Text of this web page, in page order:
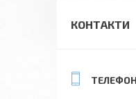
КОНТАКТИ